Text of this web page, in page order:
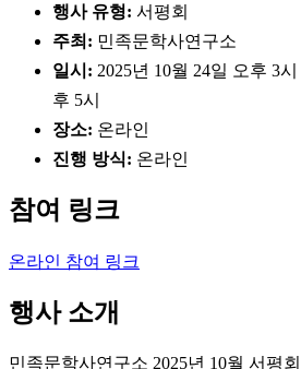
행사 유형: 서평회
주최: 민족문학사연구소
일시: 2025년 10월 24일 오후 3
후 5시
장소: 온라인
진행 방식: 온라인
참여 링크
온라인 참여 링크
행사 소개
민족문학사연구소 2025년 10월 서평회